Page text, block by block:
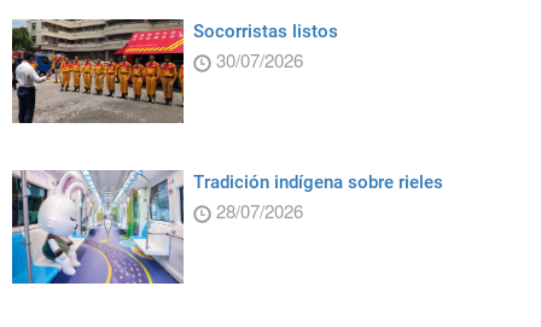
Socorristas listos
30/07/2026
Tradición indígena sobre rieles
28/07/2026